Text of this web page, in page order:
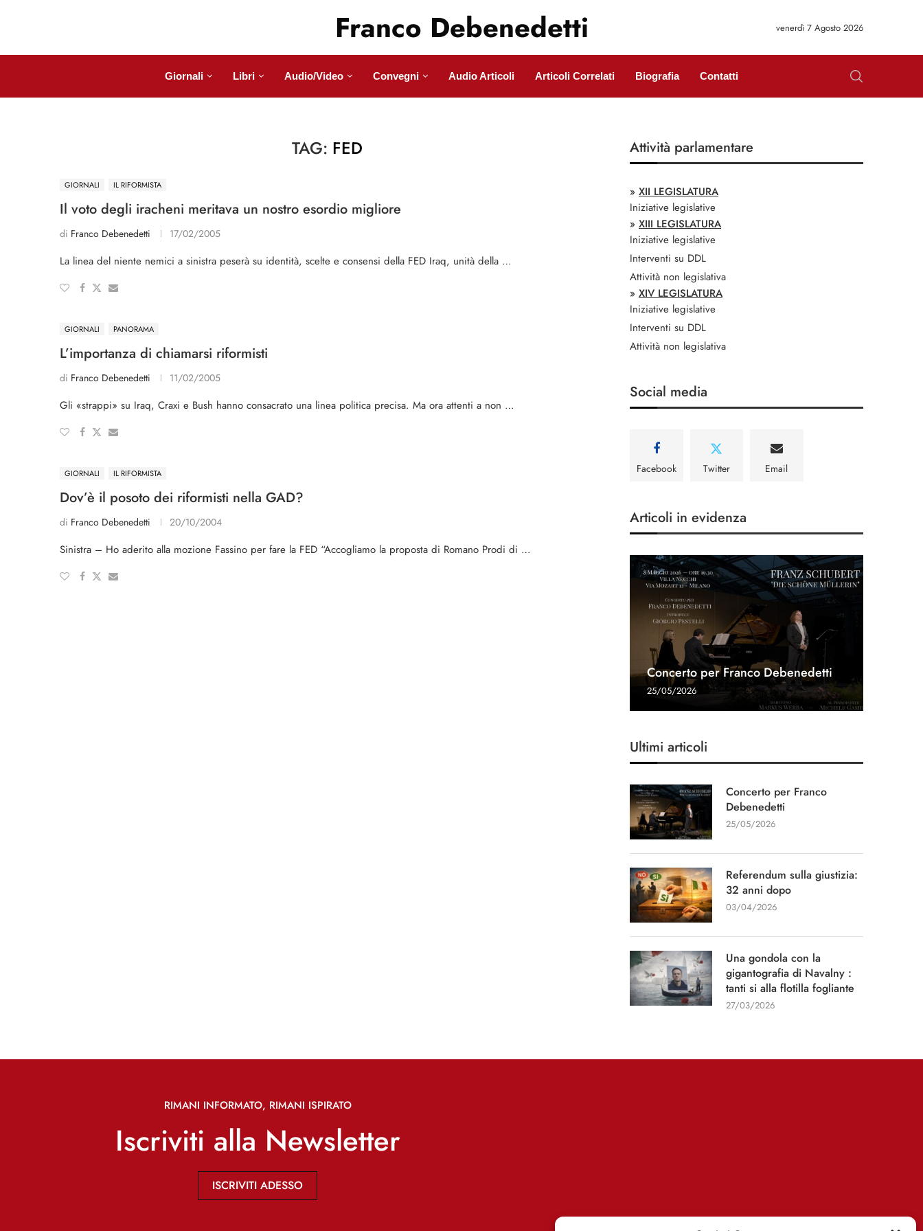
Franco Debenedetti venerdì 7 Agosto 2026
Giornali Libri Audio/Video Convegni Audio Articoli Articoli Correlati Biografia Contatti
TAG: FED
GIORNALI IL RIFORMISTA
Il voto degli iracheni meritava un nostro esordio migliore
di Franco Debenedetti 17/02/2005
La linea del niente nemici a sinistra peserà su identità, scelte e consensi della FED Iraq, unità della …
GIORNALI PANORAMA
L’importanza di chiamarsi riformisti
di Franco Debenedetti 11/02/2005
Gli «strappi» su Iraq, Craxi e Bush hanno consacrato una linea politica precisa. Ma ora attenti a non …
GIORNALI IL RIFORMISTA
Dov’è il posoto dei riformisti nella GAD?
di Franco Debenedetti 20/10/2004
Sinistra – Ho aderito alla mozione Fassino per fare la FED “Accogliamo la proposta di Romano Prodi di …
Attività parlamentare
» XII LEGISLATURA
Iniziative legislative
» XIII LEGISLATURA
Iniziative legislative
Interventi su DDL
Attività non legislativa
» XIV LEGISLATURA
Iniziative legislative
Interventi su DDL
Attività non legislativa
Social media
Facebook Twitter Email
Articoli in evidenza
Concerto per Franco Debenedetti
25/05/2026
Ultimi articoli
Concerto per Franco
Debenedetti
25/05/2026
Referendum sulla giustizia:
32 anni dopo
03/04/2026
Una gondola con la
gigantografia di Navalny :
tanti si alla flotilla fogliante
27/03/2026
RIMANI INFORMATO, RIMANI ISPIRATO
Iscriviti alla Newsletter
ISCRIVITI ADESSO